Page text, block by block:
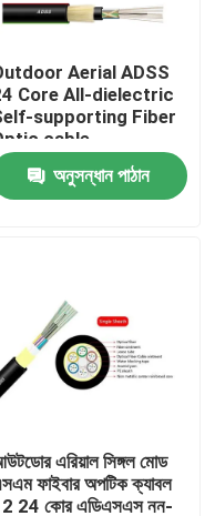
Aerial ADSS
Core All-dielectric
supporting Fiber
cable
অনুসন্ধান পাঠান
এরিয়াল সিঙ্গল মোড
ফাইবার অপটিক ক্যাবল
24 কোর এডিএসএস নন-